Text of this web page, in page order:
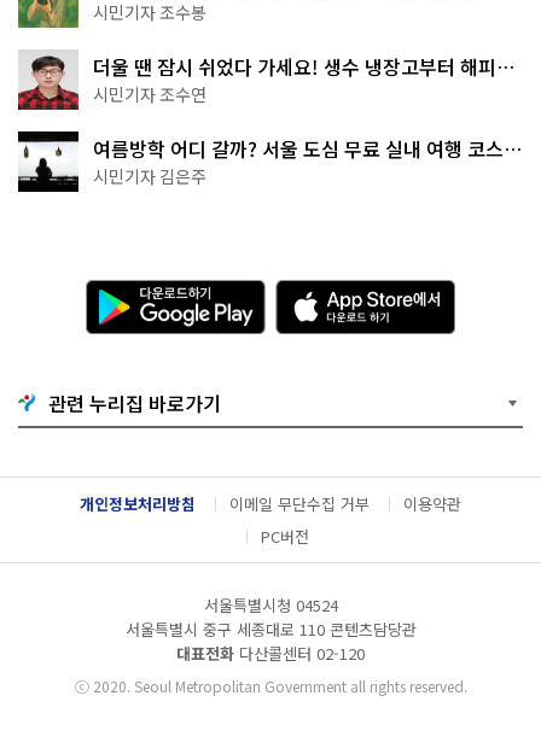
상작 공개!
시민기자 조수봉
더울 땐 잠시 쉬었다 가세요! 생수 냉장고부터 해피소
·무더위쉼터까지
시민기자 조수연
여름방학 어디 갈까? 서울 도심 무료 실내 여행 코스
추천
시민기자 김은주
다
운
로
기
G
o
g
l
e
l
A
p
p
e
서
다
운
드
관련 누리집 바로가기
개인정보처리방침 이메일 무단수집 거부
이용약관
PC버전
서울특별시청 04524
서울특별시 중구 세종대로 110 콘텐츠담당관
대표전화 다산콜센터 02-120
ⓒ2020. Seoul Metropolitan Government all rights reserved.